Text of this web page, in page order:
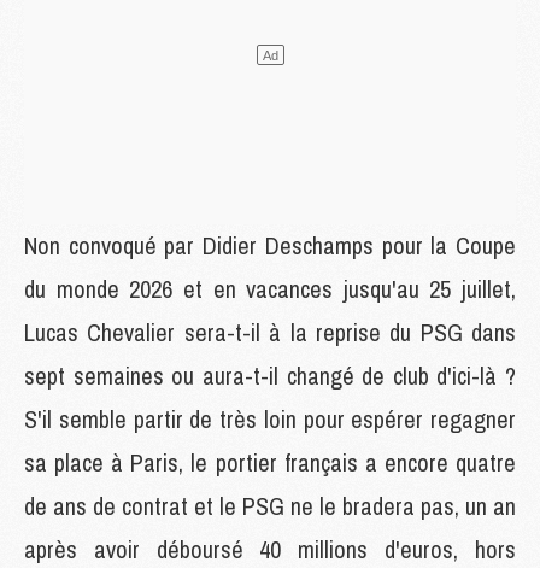
Non convoqué par Didier Deschamps pour la Coupe
du monde 2026 et en vacances jusqu'au 25 juillet,
Lucas Chevalier sera-t-il à la reprise du PSG dans
sept semaines ou aura-t-il changé de club d'ici-là ?
S'il semble partir de très loin pour espérer regagner
sa place à Paris, le portier français a encore quatre
de ans de contrat et le PSG ne le bradera pas, un an
après avoir déboursé 40 millions d'euros, hors